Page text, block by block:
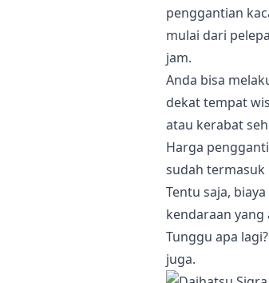
penggantian
mulai dari
jam.
Anda bisa
dekat tempat
atau kerabat
Harga
sudah termasuk
Tentu saja,
kendaraan yang
Tunggu apa
juga.